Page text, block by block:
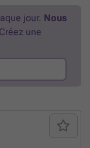
jour. Nous
Créez une